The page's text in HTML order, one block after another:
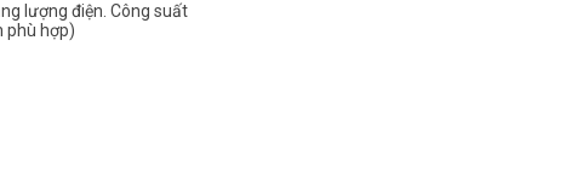
lượng điện. Công suất
phù hợp)